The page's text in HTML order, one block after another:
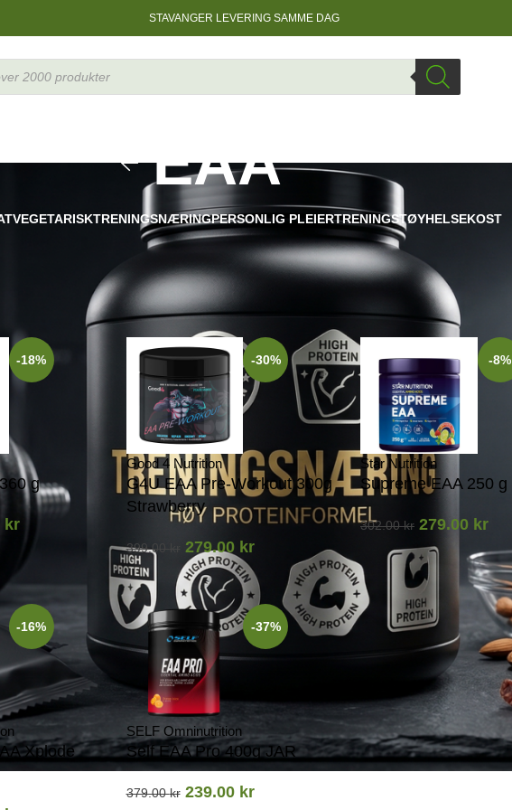
STAVANGER LEVERING SAMME DAG
EAA
VEGETARISKTRENINGSNÆRINGPERSONLIG PLEIERTRENINGSTØYHELSEKOST
Aminosyrer»EAA 12
-18%
g
kr
-30%
Good 4 Nutrition
G4U EAA Pre-Workout 300g
Strawberry
399.00 279.00 kr
-8%
Star Nutrition
Supreme EAA 250 g
302.00kr 279.00 kr
-16%
Xplode
-37%
SELF Omninutrition
Self EAA Pro 400g JAR
379.00kr 239.00 kr